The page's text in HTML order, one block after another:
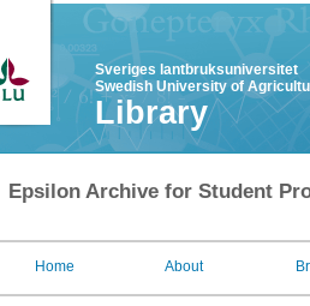
Sveriges lantbruksuniversitet
Swedish University of
Library
Epsilon Archive for Student
Home About